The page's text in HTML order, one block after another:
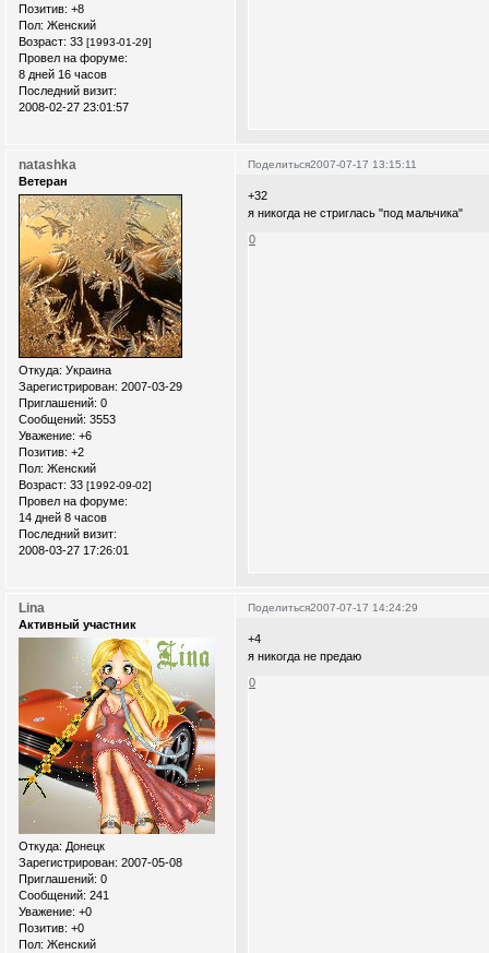
Позитив: +8
Пол: Женский
Возраст: 33 [1993-01-29]
Провел на форуме:
8 дней 16 часов
Последний визит:
2008-02-27 23:01:57
Поделиться2007-07-17 13:15:11
natashka
Ветеран
Откуда: Украина
Зарегистрирован: 2007-03-29
Приглашений: 0
Сообщений: 3553
Уважение: +6
Позитив: +2
Пол: Женский
Возраст: 33 [1992-09-02]
Провел на форуме:
14 дней 8 часов
Последний визит:
2008-03-27 17:26:01
+32
я никогда не стриглась "под мальчика"
0
Поделиться2007-07-17 14:24:29
Lina
Активный участник
Откуда: Донецк
Зарегистрирован: 2007-05-08
Приглашений: 0
Сообщений: 241
Уважение: +0
Позитив: +0
Пол: Женский
+4
я никогда не предаю
0